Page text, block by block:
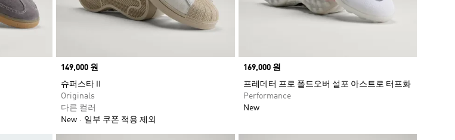
Price
149,000 원
슈퍼스타 II
Originals
다른 컬러
New
일부 쿠폰 적용 제외
Price
169,000 원
프레데터 프로 폴드오버 설포 아스트로 터프화
Performance
New